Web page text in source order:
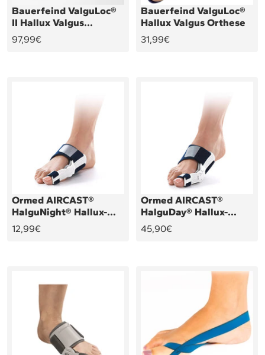
Bauerfeind ValguLoc®
II Hallux Valgus
Orthese
Angebotspreis
97,99€
Bauerfeind ValguLoc®
Hallux Valgus Orthese
Angebotspreis
31,99€
Ormed AIRCAST®
HalguNight® Hallux-
Valgus-Schiene
Angebotspreis
12,99€
Ormed AIRCAST®
HalguDay® Hallux-
Valgus-Schiene
Angebotspreis
45,90€